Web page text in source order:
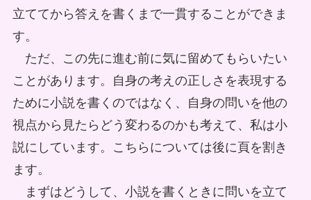
立ててから答えを書くまで一貫することができま
す。
ただ、この先に進む前に気に留めてもらいたい
ことがあります。自身の考えの正しさを表現する
ために小説を書くのではなく、自身の問いを他の
視点から見たらどう変わるのかも考えて、私は小
説にしています。こちらについては後に頁を割き
ます。
まずはどうして、小説を書くときに問いを立て